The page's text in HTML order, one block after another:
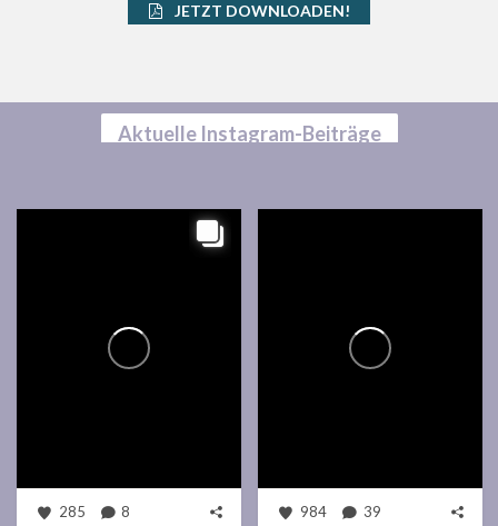
JETZT DOWNLOADEN!
Aktuelle Instagram-Beiträge
285 8 984 39